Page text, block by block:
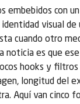
embebidos con
identidad visual
cuando otro
noticia es que
hooks y
longitud del
Aquí van cinco